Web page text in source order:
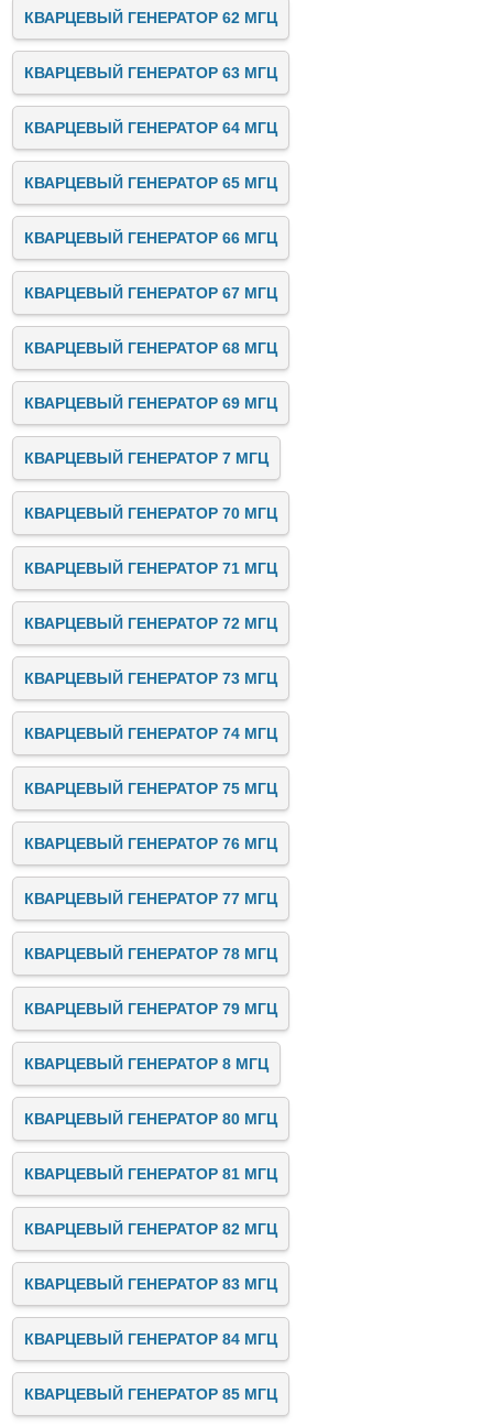
КВАРЦЕВЫЙ ГЕНЕРАТОР 62 МГЦ
КВАРЦЕВЫЙ ГЕНЕРАТОР 63 МГЦ
КВАРЦЕВЫЙ ГЕНЕРАТОР 64 МГЦ
КВАРЦЕВЫЙ ГЕНЕРАТОР 65 МГЦ
КВАРЦЕВЫЙ ГЕНЕРАТОР 66 МГЦ
КВАРЦЕВЫЙ ГЕНЕРАТОР 67 МГЦ
КВАРЦЕВЫЙ ГЕНЕРАТОР 68 МГЦ
КВАРЦЕВЫЙ ГЕНЕРАТОР 69 МГЦ
КВАРЦЕВЫЙ ГЕНЕРАТОР 7 МГЦ
КВАРЦЕВЫЙ ГЕНЕРАТОР 70 МГЦ
КВАРЦЕВЫЙ ГЕНЕРАТОР 71 МГЦ
КВАРЦЕВЫЙ ГЕНЕРАТОР 72 МГЦ
КВАРЦЕВЫЙ ГЕНЕРАТОР 73 МГЦ
КВАРЦЕВЫЙ ГЕНЕРАТОР 74 МГЦ
КВАРЦЕВЫЙ ГЕНЕРАТОР 75 МГЦ
КВАРЦЕВЫЙ ГЕНЕРАТОР 76 МГЦ
КВАРЦЕВЫЙ ГЕНЕРАТОР 77 МГЦ
КВАРЦЕВЫЙ ГЕНЕРАТОР 78 МГЦ
КВАРЦЕВЫЙ ГЕНЕРАТОР 79 МГЦ
КВАРЦЕВЫЙ ГЕНЕРАТОР 8 МГЦ
КВАРЦЕВЫЙ ГЕНЕРАТОР 80 МГЦ
КВАРЦЕВЫЙ ГЕНЕРАТОР 81 МГЦ
КВАРЦЕВЫЙ ГЕНЕРАТОР 82 МГЦ
КВАРЦЕВЫЙ ГЕНЕРАТОР 83 МГЦ
КВАРЦЕВЫЙ ГЕНЕРАТОР 84 МГЦ
КВАРЦЕВЫЙ ГЕНЕРАТОР 85 МГЦ